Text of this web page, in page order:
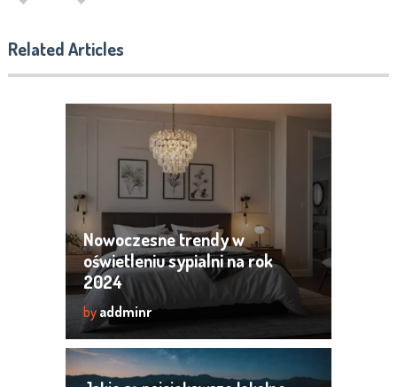
Related Articles
Nowoczesne trendy w
oświetleniu sypialni na rok
2024
byaddminr